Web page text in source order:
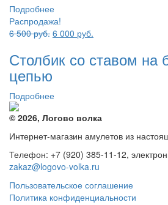
500 руб..
Подробнее
Распродажа!
6 500руб. Первоначальная
составляла
6
6 000 руб.
6
000 руб..
Столбик со ставом на
цепью
Подробнее
© 2026, Логово волка
Интернет-магазин амулетов из
Телефон: +7 (920) 385-11-12,
zakaz@logovo-volka.ru
Пользовательское соглашение
Политика конфиденциальности